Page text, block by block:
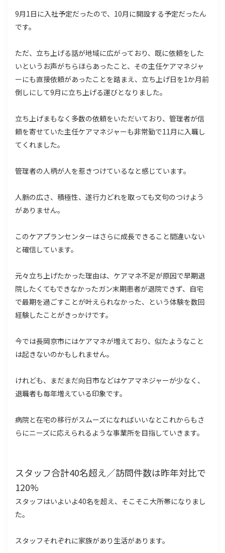
9月1日に入社予定だったので、10月に開設する予定だったん
です。
ただ、立ち上げる話が地域に広がっており、既に依頼をした
いというお声がちらほらあったこと、その主任ケアマネジャ
ーにも直接依頼があったことを踏まえ、立ち上げ日を1か月前
倒しにして9月に立ち上げる運びとなりました。
立ち上げまもなく多数の依頼をいただいており、管理者が信
頼を寄せていた主任ケアマネジャーも非常勤で11月に入職し
てくれました。
管理者の人柄が人を惹きつけているなと感じています。
人脈の広さ、積極性、遂行力どれを取っても文句のつけよう
がありません。
このケアプランセンターはさらに成長できること間違いない
と確信しています。
元々立ち上げたかった理由は、ケアマネ不足が原因で早期退
院したくてもできなかったガン末期患者が退院できず、自宅
で最期を過ごすことが叶えられなかった、という体験を数回
経験したことがきっかけです。
今では長岡京市にはケアマネが増えており、似たようなこと
は起きないのかもしれません。
けれども、まだまだ向日市などはケアマネジャーが少なく、
退職者も毎年増えている印象です。
病院と在宅の移行がスムーズになればいいなとこれからもさ
らにニーズに応えられるような事業所を目指していきます。
スタッフ合計40名超え／訪問件数は昨年対比で
120%
スタッフはいよいよ40名を超え、そこそこ大所帯になりまし
た。
スタッフそれぞれに家族があり生活があります。